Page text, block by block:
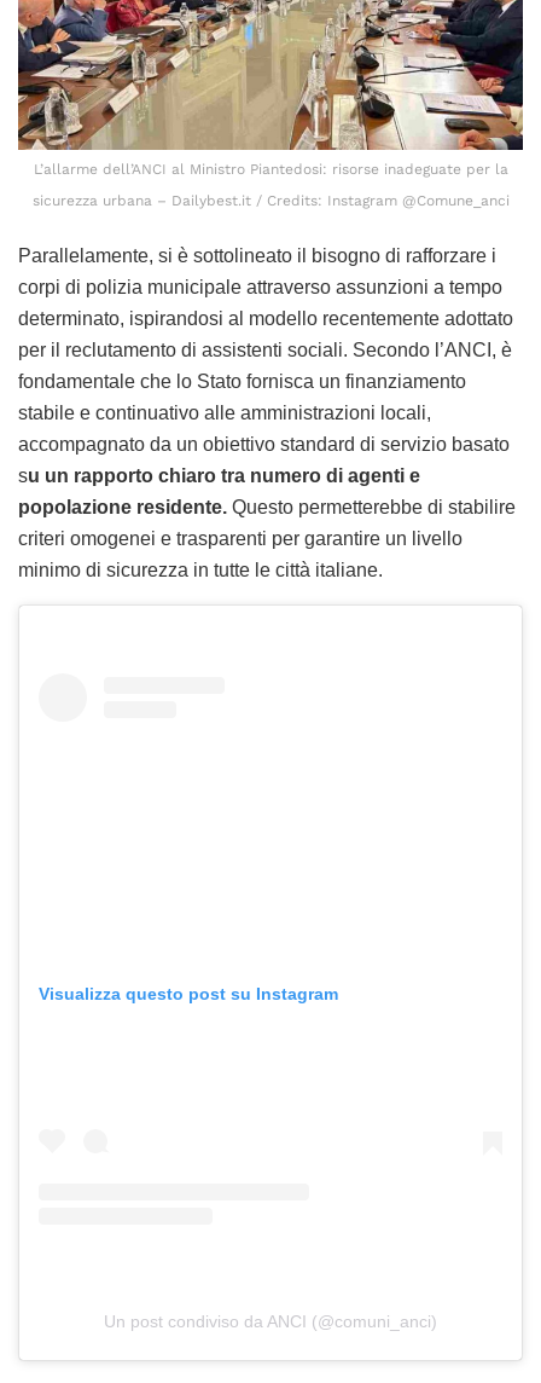
L’allarme dell’ANCI al Ministro Piantedosi: risorse inadeguate per la
sicurezza urbana – Dailybest.it / Credits: Instagram @Comune_anci
Parallelamente, si è sottolineato il bisogno di rafforzare i
corpi di polizia municipale attraverso assunzioni a tempo
determinato, ispirandosi al modello recentemente adottato
per il reclutamento di assistenti sociali. Secondo l’ANCI, è
fondamentale che lo Stato fornisca un finanziamento
stabile e continuativo alle amministrazioni locali,
accompagnato da un obiettivo standard di servizio basato
su un rapporto chiaro tra numero di agenti e
popolazione residente. Questo permetterebbe di stabilire
criteri omogenei e trasparenti per garantire un livello
minimo di sicurezza in tutte le città italiane.
Visualizza questo post su Instagram
Un post condiviso da ANCI (@comuni_anci)